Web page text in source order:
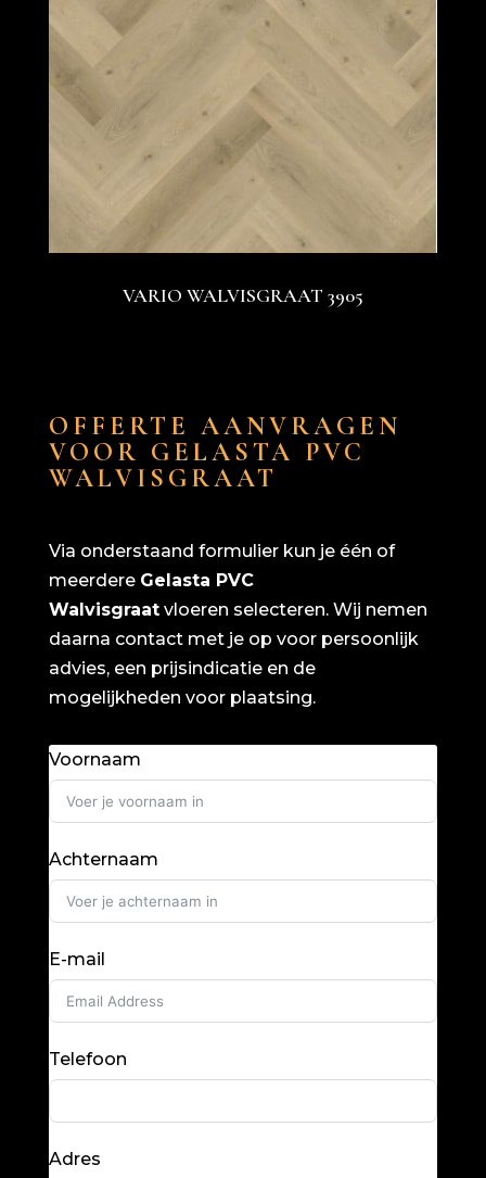
VARIO WALVISGRAAT 3905
OFFERTE AANVRAGEN
VOOR GELASTA PVC
WALVISGRAAT
Via onderstaand formulier kun je één of
meerdere Gelasta PVC
Walvisgraatvloeren selecteren. Wij nemen
daarna contact met je op voor persoonlijk
advies, een prijsindicatie en de
mogelijkheden voor plaatsing.
Voornaam
Achternaam
E-mail
Telefoon
Adres